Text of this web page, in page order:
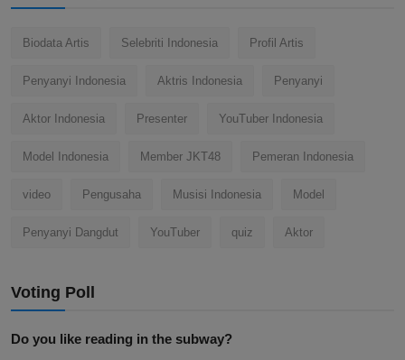
Biodata Artis Selebriti Indonesia Profil Artis
Penyanyi Indonesia Aktris Indonesia Penyanyi
Aktor Indonesia Presenter YouTuber Indonesia
Model Indonesia Member JKT48 Pemeran Indonesia
video Pengusaha Musisi Indonesia Model
Penyanyi Dangdut YouTuber quiz Aktor
Voting Poll
Do you like reading in the subway?